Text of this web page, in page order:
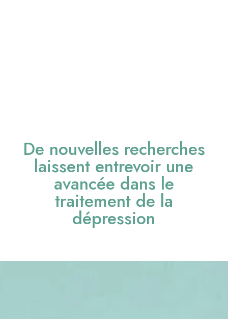
De nouvelles recherches
laissent entrevoir une
avancée dans le
traitement de la
dépression